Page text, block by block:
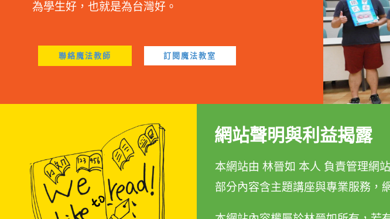
為學生好，也就是為台灣好。
聯絡魔法教師 訂閱魔法教室
網站聲明與利益揭露
本網站由 林晉如 本人 負責管理網
部分內容含主題講座與專業服務，